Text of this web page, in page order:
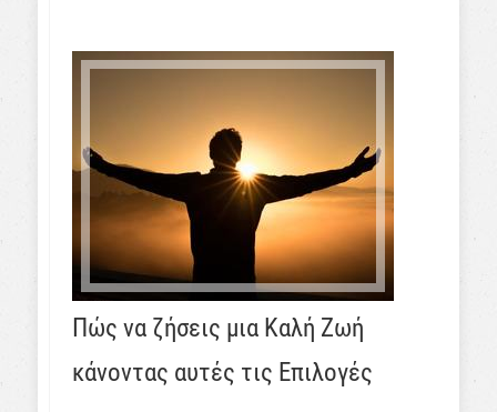
Πώς να ζήσεις μια Καλή Ζωή
κάνοντας αυτές τις Επιλογές